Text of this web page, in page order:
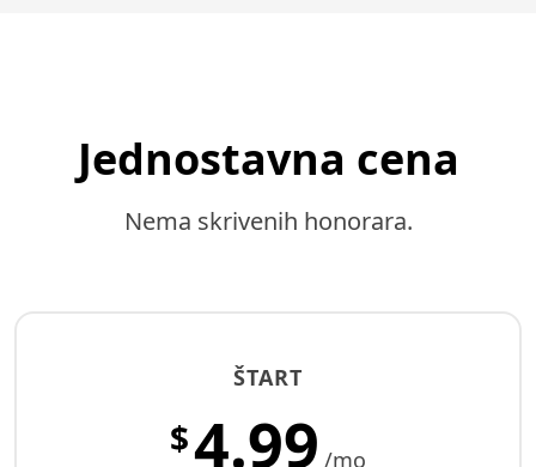
Jednostavna cena
Nema skrivenih honorara.
ŠTART
$4.99 /mo